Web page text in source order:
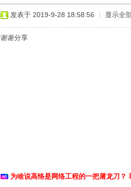
发表于 2019-9-28 18:58:56 | 显示全
谢谢分享
为啥说高恪是网络工程的一把屠龙刀？